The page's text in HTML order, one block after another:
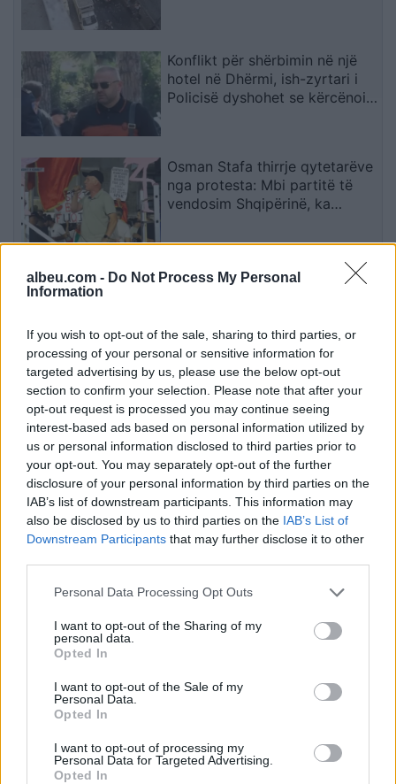
albeu.com - Do Not Process My Personal
Information
If you wish to opt-out of the sale, sharing to third parties, or
processing of your personal or sensitive information for
targeted advertising by us, please use the below opt-out
section to confirm your selection. Please note that after your
opt-out request is processed you may continue seeing
interest-based ads based on personal information utilized by
us or personal information disclosed to third parties prior to
your opt-out. You may separately opt-out of the further
disclosure of your personal information by third parties on the
IAB’s list of downstream participants. This information may
also be disclosed by us to third parties on the IAB’s List of
Downstream Participants that may further disclose it to other
Personal Data Processing Opt Outs
I want to opt-out of the Sharing of my
personal data.
Opted In
I want to opt-out of the Sale of my
Personal Data.
Opted In
I want to opt-out of processing my
Personal Data for Targeted Advertising.
Opted In
Konflikt për shërbimin në një
hotel në Dhërmi, ish-zyrtari i
Policisë dyshohet se kërcënoi
Osman Stafa thirrje qytetarëve
nga protesta: Mbi partitë të
vendosim Shqipërinë, ka
Don Xhoni i kthehet ashpër një
Esim for Global|Esim for Europe
Esim for Caribbean
Esim for USA
for Turkey|Esim for Germany|Esim for Greece|
for Asia|Esim for World Cup 2026|Esim for Saudi